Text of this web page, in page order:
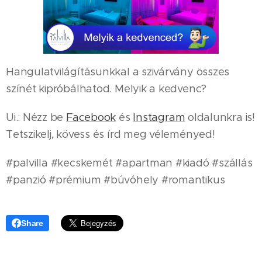
Hangulatvilágításunkkal a szivárvány összes
színét kipróbálhatod. Melyik a kedvenc?
Ui.: Nézz be Facebook és Instagram oldalunkra is!
Tetszikelj, kövess és írd meg véleményed!
#palvilla #kecskemét #apartman #kiadó #szállás
#panzió #prémium #búvóhely #romantikus
Share